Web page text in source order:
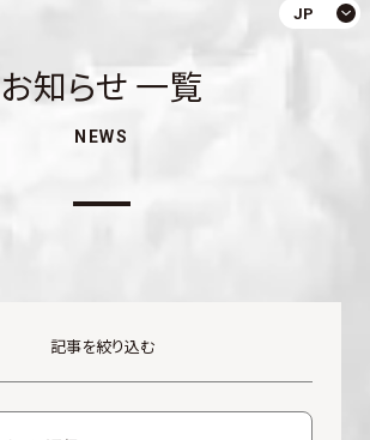
JP
お知らせ 一覧
NEWS
記事を絞り込む